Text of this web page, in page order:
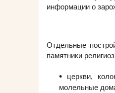
информации о
Отдельные
памятники
церкви,
молельные